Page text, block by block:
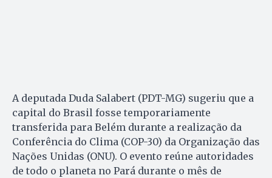
A deputada Duda Salabert (PDT-MG) sugeriu que a
capital do Brasil fosse temporariamente
transferida para Belém durante a realização da
Conferência do Clima (COP-30) da Organização das
Nações Unidas (ONU). O evento reúne autoridades
de todo o planeta no Pará durante o mês de